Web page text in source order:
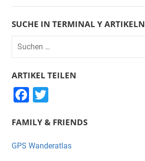
SUCHE IN TERMINAL Y ARTIKELN
Suchen
nach:
ARTIKEL TEILEN
F
c
e
tt
er
FAMILY & FRIENDS
GPS Wanderatlas